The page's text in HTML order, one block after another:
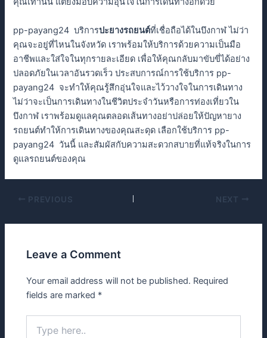
pp-payang24 บริการปะยางรถยนต์ที่เชื่อถือได้ในบึงกาฬ ไม่ว่า
คุณจะอยู่ที่ไหนในจังหวัด เราพร้อมให้บริการด้วยความเป็นมือ
อาชีพและใส่ใจในทุกรายละเอียด เพื่อให้คุณกลับมาขับขี่ได้อย่าง
ปลอดภัยในเวลาอันรวดเร็ว ประสบการณ์การใช้บริการ pp-
payang24 จะทำให้คุณรู้สึกอุ่นใจและไว้วางใจในการเดินทาง
ไม่ว่าจะเป็นการเดินทางในชีวิตประจำวันหรือการท่องเที่ยวใน
บึงกาฬ เราพร้อมดูแลคุณตลอดเส้นทางอย่าปล่อยให้ปัญหายาง
รถยนต์ทำให้การเดินทางของคุณสะดุด เลือกใช้บริการ pp-
payang24 วันนี้ และสัมผัสกับความสะดวกสบายที่แท้จริงในการ
ดูแลรถยนต์ของคุณ
PREVIOUS NEXT
Leave a Comment
Your email address will not be published. Required
fields are marked *
here..